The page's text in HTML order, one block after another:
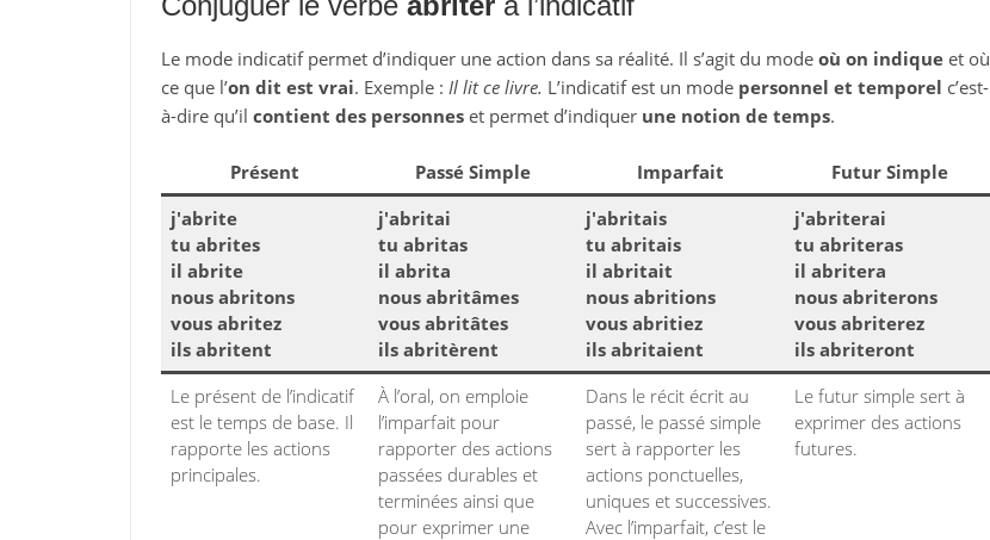
Le mode indicatif permet d’indiquer une action dans sa réalité. Il s’agit du mode où on indiqueet où
ce que l’on dit est vrai. Exemple : Il lit ce livre. L’indicatif est un mode personnel et temporel c’est-
à-dire qu’il contient des personneset permet d’indiquer une notion de temps.
Présent Passé Simple Imparfait
Futur Simple
j'abrite
tu abrites
il abrite
nous abritons
vous abritez
ils abritent
j'abritai
tu abritas
il abrita
nous abritâmes
vous abritâtes
ils abritèrent
j'abritais
tu abritais
il abritait
nous abritions
vous abritiez
ils abritaient
j'abriterai
tu abriteras
il abritera
nous abriterons
vous abriterez
ils abriteront
Le présent de l’indicatif
est le temps de base. Il
rapporte les actions
principales.
À l’oral, on emploie
l’imparfait pour
rapporter des actions
passées durables et
terminées ainsi que
pour exprimer une
Dans le récit écrit au
passé, le passé simple
sert à rapporter les
actions ponctuelles,
uniques et successives.
Avec l’imparfait, c’est le
Le futur simple sert à
exprimer des actions
futures.